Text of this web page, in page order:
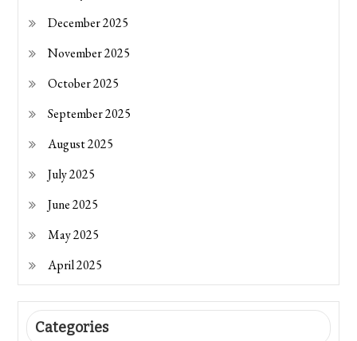
December 2025
November 2025
October 2025
September 2025
August 2025
July 2025
June 2025
May 2025
April 2025
Categories